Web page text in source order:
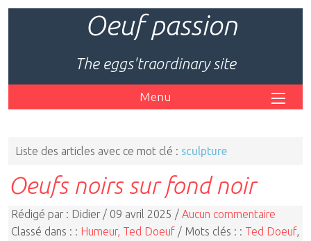
Oeuf passion
The eggs'traordinary site
Menu
Liste des articles avec ce mot clé : sculpture
Oeufs noirs sur fond noir
Rédigé par : Didier / 09 avril 2025 / Aucun commentaire
Classé dans : : Humeur, Ted Doeuf / Mots clés : : Ted Doeuf,